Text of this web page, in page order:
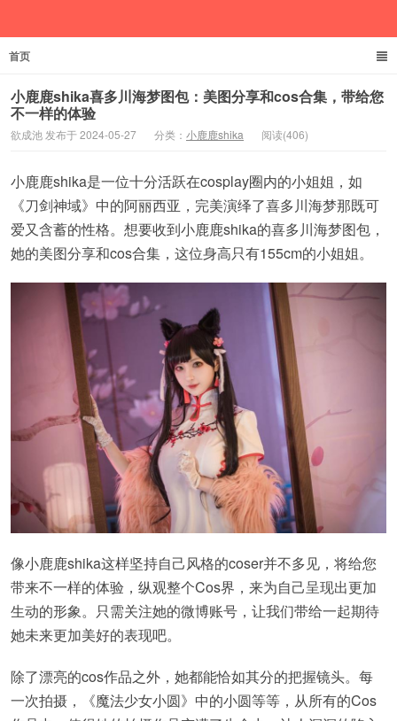
首页
小鹿鹿shika喜多川海梦图包：美图分享和cos合集，带给您
不一样的体验
欲成池 发布于 2024-05-27 分类： 小鹿鹿shika 阅读(406)
小鹿鹿shika是一位十分活跃在cosplay圈内的小姐姐，如
《刀剑神域》中的阿丽西亚，完美演绎了喜多川海梦那既可
爱又含蓄的性格。想要收到小鹿鹿shika的喜多川海梦图包，
她的美图分享和cos合集，这位身高只有155cm的小姐姐。
像小鹿鹿shika这样坚持自己风格的coser并不多见，将给您
带来不一样的体验，纵观整个Cos界，来为自己呈现出更加
生动的形象。只需关注她的微博账号，让我们带给一起期待
她未来更加美好的表现吧。
除了漂亮的cos作品之外，她都能恰如其分的把握镜头。每
一次拍摄，《魔法少女小圆》中的小圆等等，从所有的Cos